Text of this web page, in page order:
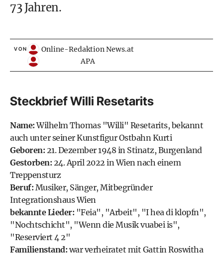
73 Jahren.
VON
Online-Redaktion News.at
APA
Steckbrief Willi Resetarits
Name:Wilhelm Thomas "Willi" Resetarits, bekannt
auch unter seiner Kunstfigur Ostbahn Kurti
Geboren: 21. Dezember 1948 in Stinatz, Burgenland
Gestorben: 24. April 2022 in Wien nach einem
Treppensturz
Beruf: Musiker, Sänger, Mitbegründer
Integrationshaus Wien
bekannte Lieder: "Feia", "Arbeit", "I hea di klopfn",
"Nochtschicht", "Wenn die Musik vuabei is",
"Reserviert 4 2"
Familienstand: war verheiratet mit Gattin Roswitha